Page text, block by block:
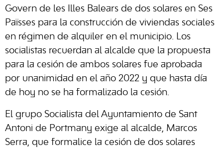
Govern de les Illes Balears de dos solares en Ses
Païsses para la construcción de viviendas sociales
en régimen de alquiler en el municipio. Los
socialistas recuerdan al alcalde que la propuesta
para la cesión de ambos solares fue aprobada
por unanimidad en el año 2022 y que hasta día
de hoy no se ha formalizado la cesión.
El grupo Socialista del Ayuntamiento de Sant
Antoni de Portmany exige al alcalde, Marcos
Serra, que formalice la cesión de dos solares